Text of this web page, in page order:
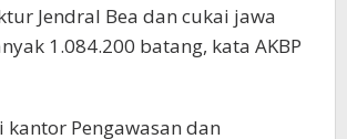
Jendral Bea dan cukai jawa
1.084.200 batang, kata AKBP
kantor Pengawasan dan